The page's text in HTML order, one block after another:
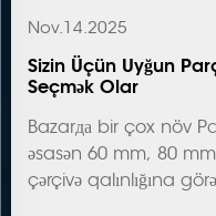
Nov.14.2025
Sizin Üçün Uyğun
Seçmək Olar
Bazarда bir çox növ
əsasən 60 mm, 80
çərçivə qalınlığına